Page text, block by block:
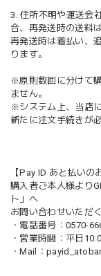
3. 住所不明や運送会
合、再発送時の送料
再発送時は着払い、
ります。
※原則数回に分けて
ません。
※システム上、当店
新たに注文手続きが
【Pay ID あと払いの
購入者ご本人様より
ト」へ
お問い合わせいただ
・電話番号：0570-
・営業時間：平日
・Mail：